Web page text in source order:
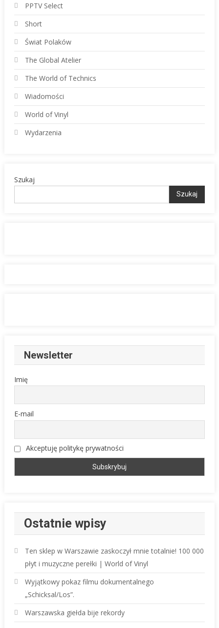
PPTV Select
Short
Świat Polaków
The Global Atelier
The World of Technics
Wiadomości
World of Vinyl
Wydarzenia
Szukaj
Szukaj
Newsletter
Imię
E-mail
Akceptuję politykę prywatności
Ostatnie wpisy
Ten sklep w Warszawie zaskoczył mnie totalnie! 100 000
płyt i muzyczne perełki | World of Vinyl
Wyjątkowy pokaz filmu dokumentalnego
„Schicksal/Los”.
Warszawska giełda bije rekordy